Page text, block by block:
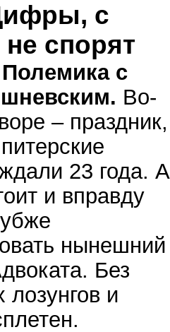
с
спорят
с
Во-
– праздник,
23 года. А
и вправду
нынешний
Без
лозунгов и